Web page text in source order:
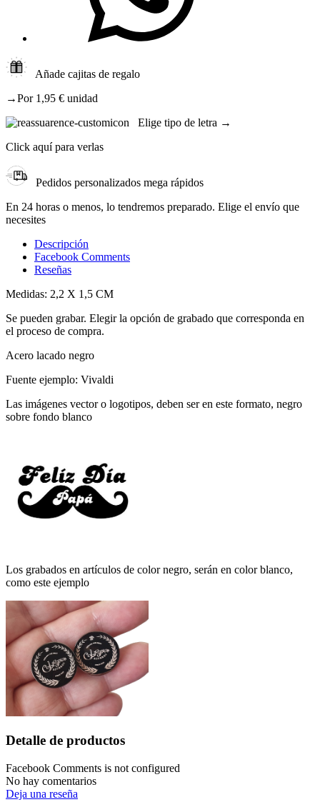
Añade cajitas de regalo
→Por 1,95 € unidad
Elige tipo de letra →
Click aquí para verlas
Pedidos personalizados mega rápidos
En 24 horas o menos, lo tendremos preparado. Elige el envío que
necesites
Descripción
Facebook Comments
Reseñas
Medidas: 2,2 X 1,5 CM
Se pueden grabar. Elegir la opción de grabado que corresponda en
el proceso de compra.
Acero lacado negro
Fuente ejemplo: Vivaldi
Las imágenes vector o logotipos, deben ser en este formato, negro
sobre fondo blanco
Los grabados en artículos de color negro, serán en color blanco,
como este ejemplo
Detalle de productos
Facebook Comments is not configured
No hay comentarios
Deja una reseña